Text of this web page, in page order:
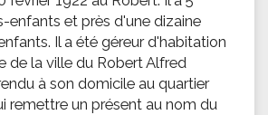
enfants et près d'une dizaine
Il a été géreur d'habitation
de la ville du Robert Alfred
à son domicile au quartier
remettre un présent au nom du